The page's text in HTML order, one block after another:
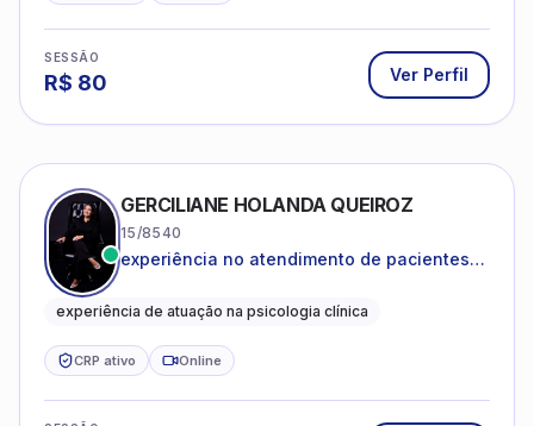
SESSÃO
R$ 80 Ver Perfil
GERCILIANE HOLANDA QUEIROZ
15/8540
experiência no atendimento de pacientes
catastróficos e comportamentos
experiência de atuação na psicologia clínica
CRP ativo Online